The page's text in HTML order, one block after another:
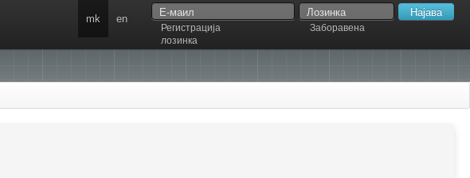
Регистрација
Заборавена
лозинка
mk en